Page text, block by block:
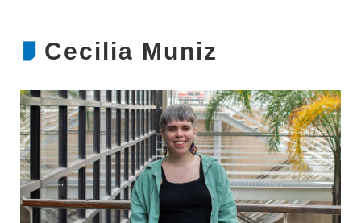
Cecilia Muniz